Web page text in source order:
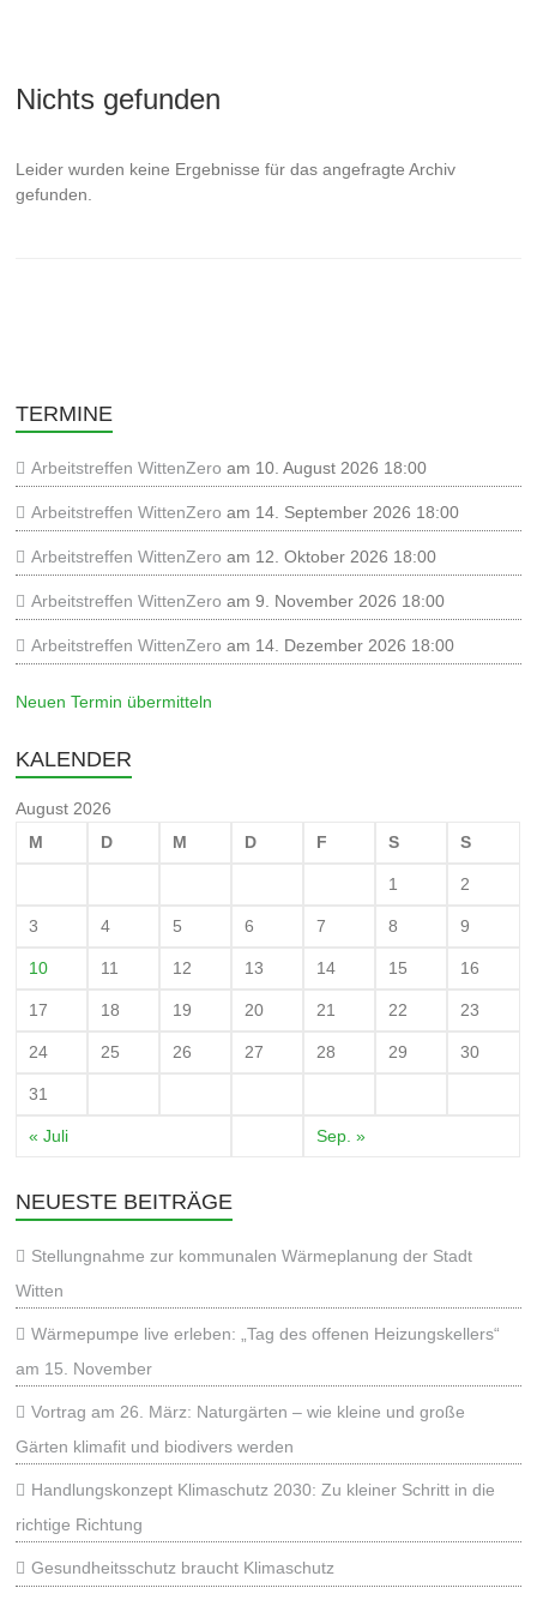
Nichts gefunden
Leider wurden keine Ergebnisse für das angefragte Archiv
gefunden.
TERMINE
Arbeitstreffen WittenZero am 10. August 2026 18:00
Arbeitstreffen WittenZero am 14. September 2026 18:00
Arbeitstreffen WittenZero am 12. Oktober 2026 18:00
Arbeitstreffen WittenZero am 9. November 2026 18:00
Arbeitstreffen WittenZero am 14. Dezember 2026 18:00
Neuen Termin übermitteln
KALENDER
August 2026
M
D M D F S S
1 2
3 4 5 6 7 8 9
10 11 12 13 14 15 16
17 18 19 20 21 22 23
24 25 26 27 28 29 30
31
« Juli Sep. »
NEUESTE BEITRÄGE
Stellungnahme zur kommunalen Wärmeplanung der Stadt
Witten
Wärmepumpe live erleben: „Tag des offenen Heizungskellers“
am 15. November
Vortrag am 26. März: Naturgärten – wie kleine und große
Gärten klimafit und biodivers werden
Handlungskonzept Klimaschutz 2030: Zu kleiner Schritt in die
richtige Richtung
Gesundheitsschutz braucht Klimaschutz